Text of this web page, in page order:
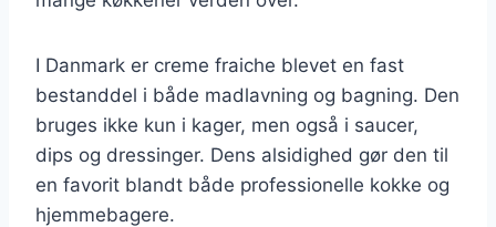
I Danmark er creme fraiche blevet en fast
bestanddel i både madlavning og bagning. Den
bruges ikke kun i kager, men også i saucer,
dips og dressinger. Dens alsidighed gør den til
en favorit blandt både professionelle kokke og
hjemmebagere.